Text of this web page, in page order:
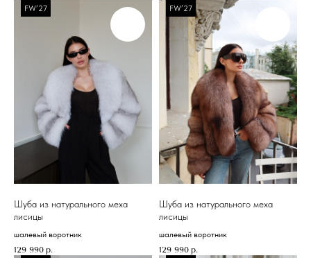
FW’27
Шуба из натурального меха
лисицы
шалевый воротник
129 990 р.
FW’27
Шуба из натурального меха
лисицы
шалевый воротник
129 990 р.